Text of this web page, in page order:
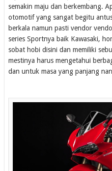
semakin maju dan berkembang.
otomotif yang sangat begitu
berkala namun pasti vendor
series Sportnya baik Kawasaki,
sobat hobi disini dan memiliki
mestinya harus mengetahui
dan untuk masa yang panjang